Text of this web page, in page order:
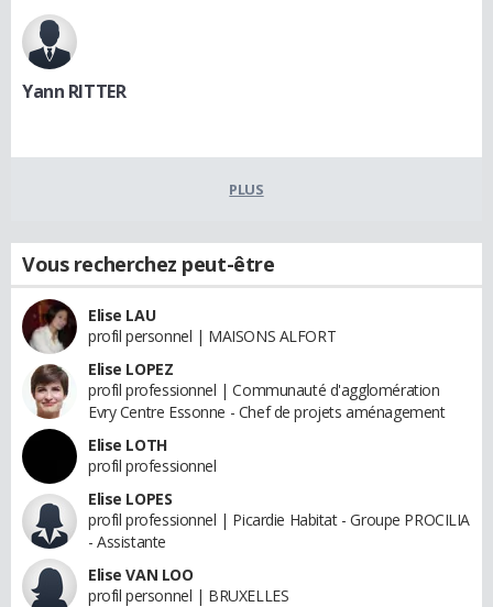
Yann RITTER
PLUS
Vous recherchez peut-être
Elise LAU
profil personnel | MAISONS ALFORT
Elise LOPEZ
profil professionnel | Communauté d'agglomération
Evry Centre Essonne - Chef de projets aménagement
Elise LOTH
profil professionnel
Elise LOPES
profil professionnel | Picardie Habitat - Groupe PROCILIA
- Assistante
Elise VAN LOO
profil personnel | BRUXELLES